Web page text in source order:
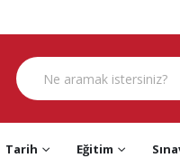
Tarih Eğitim